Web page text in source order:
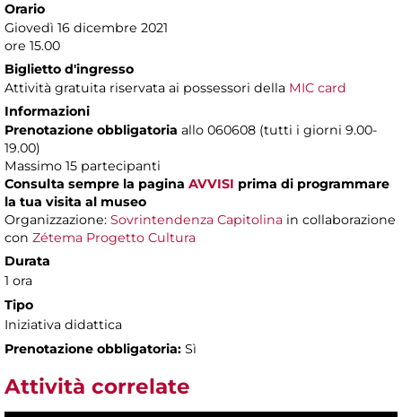
Orario
Giovedì 16 dicembre 2021
ore 15.00
Biglietto d'ingresso
Attività gratuita riservata ai possessori della MIC card
Informazioni
Prenotazione obbligatoria allo 060608 (tutti i giorni 9.00-
19.00)
Massimo 15 partecipanti
Consulta sempre la pagina AVVISI prima di programmare
la tua visita al museo
Organizzazione: Sovrintendenza Capitolina in collaborazione
con Zétema Progetto Cultura
Durata
1 ora
Tipo
Iniziativa didattica
Prenotazione obbligatoria: Sì
Attività correlate